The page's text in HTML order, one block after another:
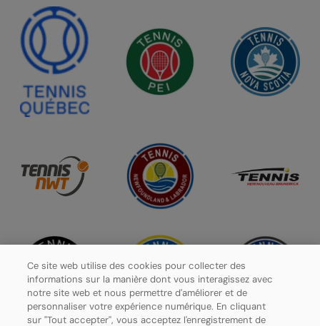
Ce site web utilise des cookies pour collecter des
informations sur la manière dont vous interagissez avec
notre site web et nous permettre d'améliorer et de
personnaliser votre expérience numérique. En cliquant
sur "Tout accepter", vous acceptez l'enregistrement de